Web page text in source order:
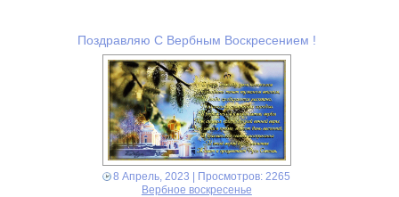
Поздравляю С Вербным Воскресением !
8 Апрель, 2023 | Просмотров: 2265
Вербное воскресенье